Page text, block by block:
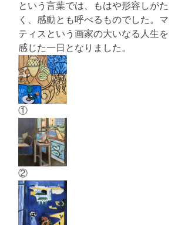
という言葉では、もはや形容しがた
く、感動とも呼べるものでした。マ
ティスという画家の大いなる人生を
感じた一日となりました。
①
②